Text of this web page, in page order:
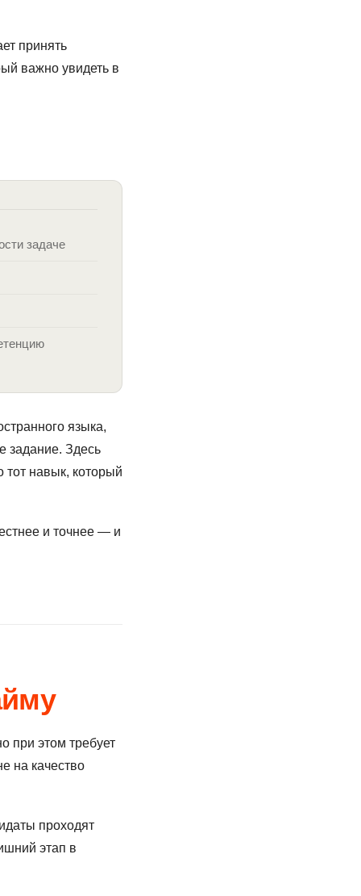
принять
важно увидеть в
задаче
языка,
задание. Здесь
тот навык, который
и точнее — и
при этом требует
на качество
проходят
этап в